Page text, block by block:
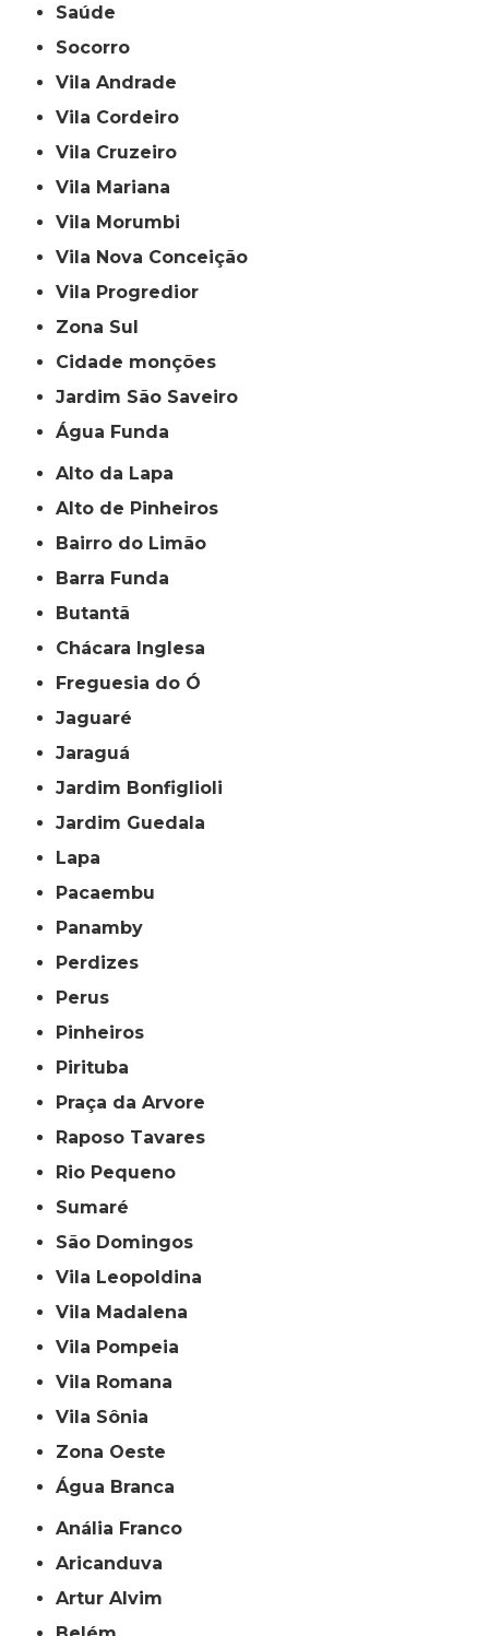
Saúde
Socorro
Vila Andrade
Vila Cordeiro
Vila Cruzeiro
Vila Mariana
Vila Morumbi
Vila Nova Conceição
Vila Progredior
Zona Sul
cidade monções
jardim São Saveiro
Água Funda
Alto da Lapa
Alto de Pinheiros
Bairro do Limão
Barra Funda
Butantã
Chácara Inglesa
Freguesia do Ó
Jaguaré
Jaraguá
Jardim Bonfiglioli
Jardim Guedala
Lapa
Pacaembu
Panamby
Perdizes
Perus
Pinheiros
Pirituba
Praça da Arvore
Raposo Tavares
Rio Pequeno
Sumaré
São Domingos
Vila Leopoldina
Vila Madalena
Vila Pompeia
Vila Romana
Vila Sônia
Zona Oeste
Água Branca
Anália Franco
Aricanduva
Artur Alvim